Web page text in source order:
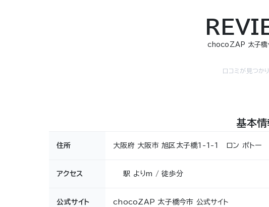
chocoZAP 太子橋
口コミが見つか
基本情
住所 大阪府 大阪市 旭区太子橋1-1-1 ロン ポト
アクセス 駅 よりm / 徒歩分
公式サイト chocoZAP 太子橋今市 公式サイト